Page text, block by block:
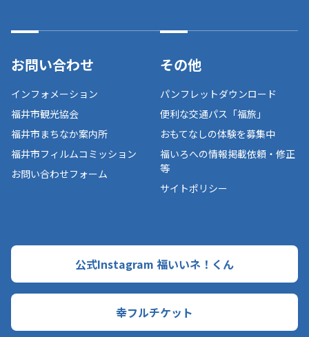
お問い合わせ
インフォメーション
福井市観光協会
福井市まちなか案内所
福井市フィルムコミッション
お問い合わせフォーム
その他
パンフレットダウンロード
便利な交通パス「福旅」
おもてなしの体験を募集中
福いろへの情報掲載依頼・修正
等
サイトポリシー
公式Instagram 福いいネ！くん
幸フルチケット